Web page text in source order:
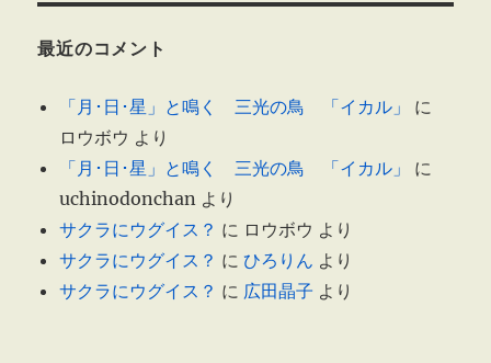
最近のコメント
「月･日･星」と鳴く 三光の鳥 「イカル」
に
ロウボウ より
「月･日･星」と鳴く 三光の鳥 「イカル」
に
uchinodonchan より
サクラにウグイス？ に ロウボウ より
サクラにウグイス？ にひろりん より
サクラにウグイス？ に 広田晶子 より